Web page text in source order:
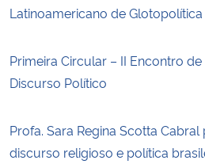
Controladoria-Geral da União
Secretaria-Geral
Secretaria de Governo
Latinoamericano de Glotopolítica
Primeira Circular – II Encontro
Discurso Político
Profa. Sara Regina Scotta
discurso religioso e política